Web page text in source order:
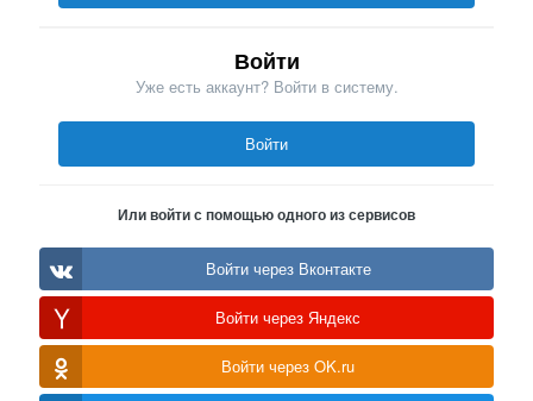
Войти
Уже есть аккаунт? Войти в систему.
Войти
Или войти с помощью одного из сервисов
Войти через Вконтакте
Войти через Яндекс
Войти через OK.ru